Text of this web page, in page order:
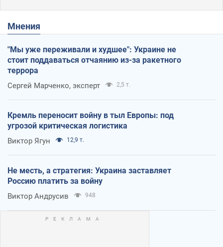
Мнения
"Мы уже переживали и худшее": Украине не
стоит поддаваться отчаянию из-за ракетного
террора
Сергей Марченко, эксперт 2,5 т.
Кремль переносит войну в тыл Европы: под
угрозой критическая логистика
Виктор Ягун 12,9 т.
Не месть, а стратегия: Украина заставляет
Россию платить за войну
Виктор Андрусив 948